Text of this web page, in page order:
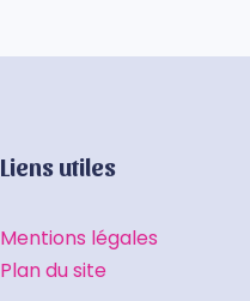
Liens utiles
Mentions légales
Plan du site